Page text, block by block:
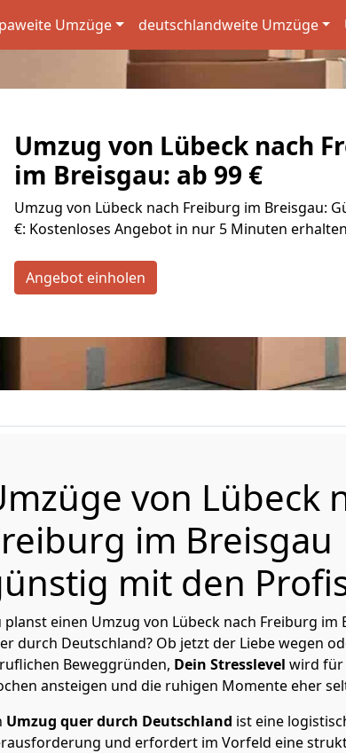
Umzüge deutschlandweite Umzüge
Umzug von Lübeck nach
im Breisgau: ab 99 €
Umzug von Lübeck nach Freiburg im Breisgau:
€: Kostenloses Angebot in nur 5 Minuten
Angebot einholen
von Lübeck
im Breisgau
mit den
planst einen Umzug von Lübeck nach Freiburg im
durch Deutschland? Ob jetzt der Liebe wegen
Beweggründen, Dein Stresslevel wird für
ansteigen und die ruhigen Momente eher
Umzug quer durch Deutschland ist eine
und erfordert im Vorfeld eine